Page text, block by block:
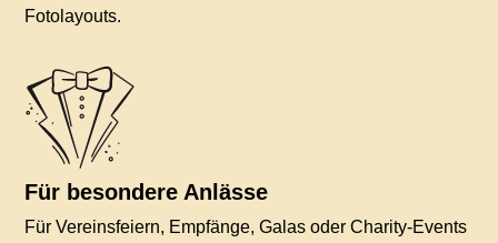
Fotolayouts.
Für besondere Anlässe
Für Vereinsfeiern, Empfänge, Galas oder Charity-Events